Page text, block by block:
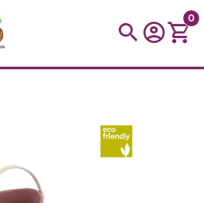
montessori
Botella
0